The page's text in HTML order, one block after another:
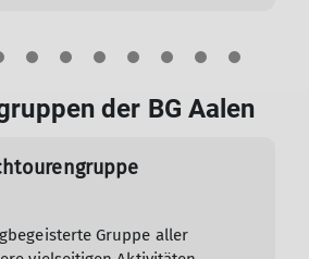
der BG Aalen
Gruppe aller